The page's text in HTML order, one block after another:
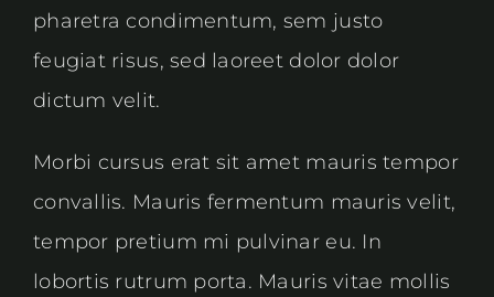
pharetra condimentum, sem justo
feugiat risus, sed laoreet dolor dolor
dictum velit.
Morbi cursus erat sit amet mauris tempor
convallis. Mauris fermentum mauris velit,
tempor pretium mi pulvinar eu. In
lobortis rutrum porta. Mauris vitae mollis